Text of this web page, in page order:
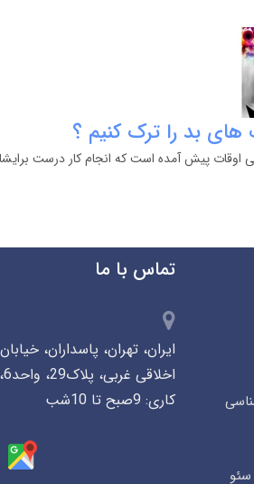
بد را ترک کنیم ؟
اوقات پیش آمده است که انجام کار درست
سئو
تماس با ما
ایران، تهران، پاسداران،
کاری: 9صبح تا 10شب